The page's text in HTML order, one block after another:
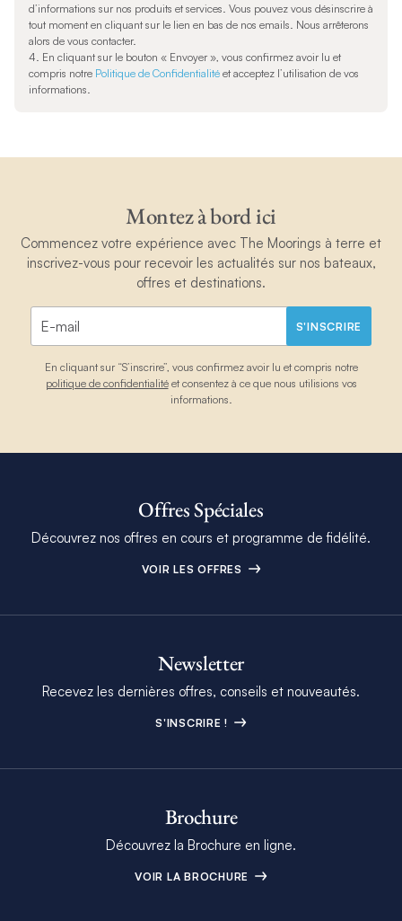
d’informations sur nos produits et services. Vous pouvez vous désinscrire à
tout moment en cliquant sur le lien en bas de nos emails. Nous arrêterons
alors de vous contacter.
4. En cliquant sur le bouton « Envoyer », vous confirmez avoir lu et
compris notre Politique de Confidentialitéet acceptez l’utilisation de vos
informations.
Montez à bord ici
Commencez votre expérience avec The Moorings à terre et
inscrivez-vous pour recevoir les actualités sur nos bateaux,
offres et destinations.
S'INSCRIRE
En cliquant sur “S’inscrire”, vous confirmez avoir lu et compris notre
politique de confidentialitéet consentez à ce que nous utilisions vos
informations.
Offres Spéciales
Découvrez nos offres en cours et programme de fidélité.
VOIR LES OFFRES
Newsletter
Recevez les dernières offres, conseils et nouveautés.
S'INSCRIRE !
Brochure
Découvrez la Brochure en ligne.
VOIR LA BROCHURE